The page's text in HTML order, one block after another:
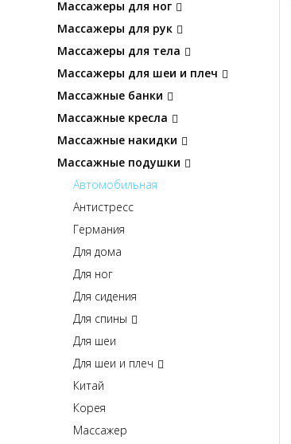
Массажеры для ног
Массажеры для рук
Массажеры для тела
Массажеры для шеи и плеч
Массажные банки
Массажные кресла
Массажные накидки
Массажные подушки
Автомобильная
Антистресс
Германия
Для дома
Для ног
Для сидения
Для спины
Для шеи
Для шеи и плеч
Китай
Корея
Массажер